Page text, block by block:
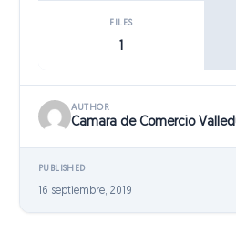
FILES
AUTHOR
Camara de Comercio
PUBLISHED
16 septiembre, 2019